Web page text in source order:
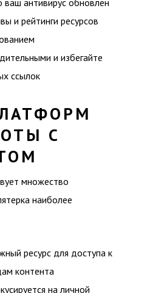
ваш антивирус обновлен
и рейтинги ресурсов
и избегайте
ссылок
С
множество
наиболее
ресурс для доступа к
контента
на личной